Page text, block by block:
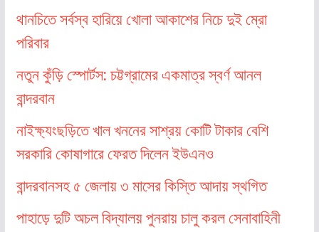
থানচিতে সর্বস্ব হারিয়ে খোলা আকাশের নিচে দুই ম্রো
পরিবার
নতুন কুঁড়ি স্পোর্টস: চট্টগ্রামের একমাত্র স্বর্ণ আনল
বান্দরবান
নাইক্ষ্যংছড়িতে খাল খননের সাশ্রয় কোটি টাকার বেশি
সরকারি কোষাগারে ফেরত দিলেন ইউএনও
বান্দরবানসহ ৫ জেলায় ৩ মাসের কিস্তি আদায় স্থগিত
পাহাড়ে দুটি অচল বিদ্যালয় পুনরায় চালু করল সেনাবাহিনী